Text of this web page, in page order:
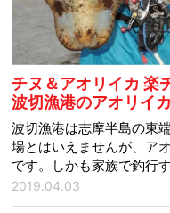
チヌ＆アオリイカ 楽
波切漁港のアオリイカ
波切漁港は志摩半島の東
場とはいえませんが、ア
です。しかも家族で釣行
2019.04.03